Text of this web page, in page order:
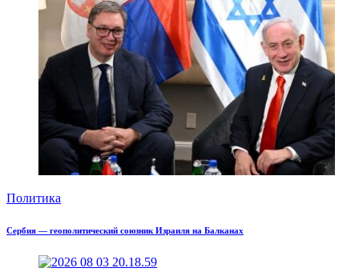
Политика
Сербия — геополитический союзник Израиля на Балканах